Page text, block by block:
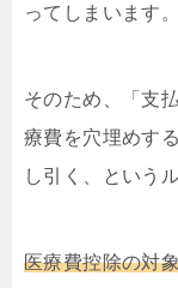
ってしまいます。
そのため、「支
療費を穴埋めす
し引く、という
医療費控除の対